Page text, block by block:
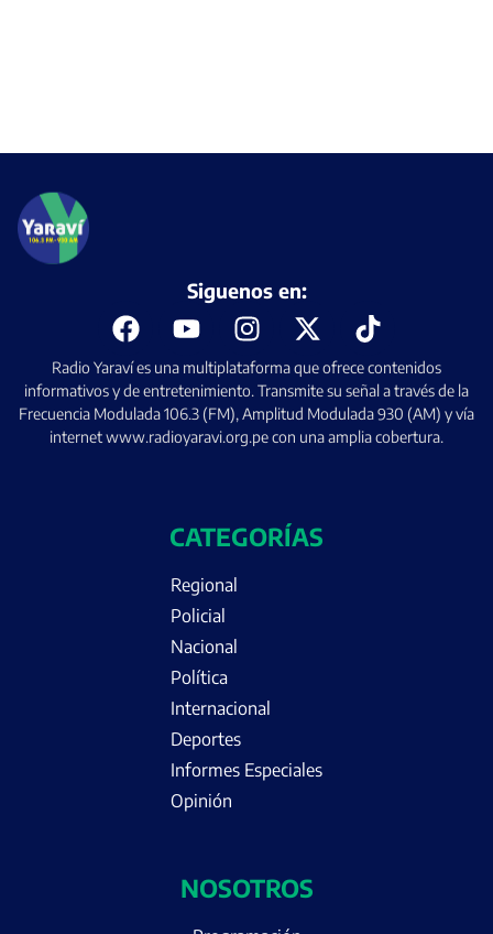
Radio Yaraví es una multiplataforma que ofrece contenidos
informativos y de entretenimiento. Transmite su señal a través de la
Frecuencia Modulada 106.3 (FM), Amplitud Modulada 930 (AM) y vía
internet www.radioyaravi.org.pe con una amplia cobertura.
Siguenos en:
CATEGORÍAS
Regional
Policial
Nacional
Política
Internacional
Deportes
Informes Especiales
Opinión
NOSOTROS